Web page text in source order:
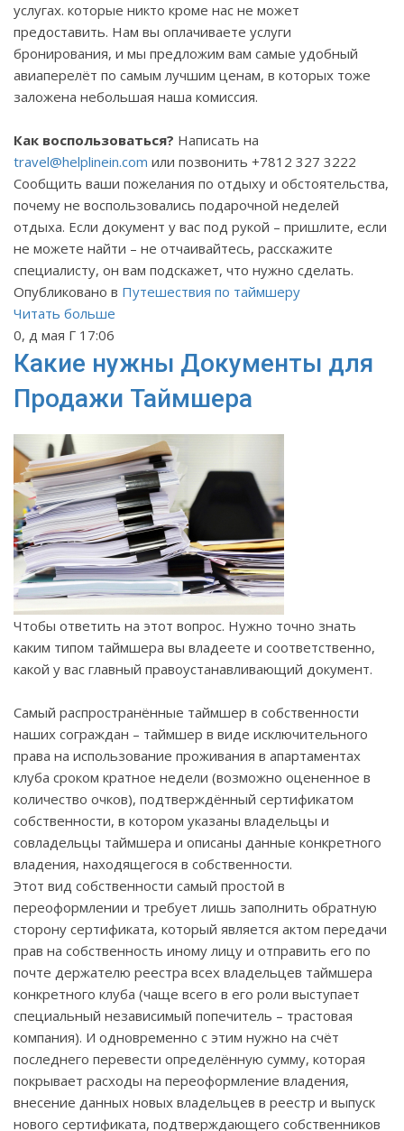
услугах. которые никто кроме нас не может
предоставить. Нам вы оплачиваете услуги
бронирования, и мы предложим вам самые удобный
авиаперелёт по самым лучшим ценам, в которых тоже
заложена небольшая наша комиссия.
Как воспользоваться? Написать на
travel@helplinein.com или позвонить +7812 327 3222
Сообщить ваши пожелания по отдыху и обстоятельства,
почему не воспользовались подарочной неделей
отдыха. Если документ у вас под рукой – пришлите, если
не можете найти – не отчаивайтесь, расскажите
специалисту, он вам подскажет, что нужно сделать.
Опубликовано в Путешествия по таймшеру
Читать больше
0, д мая Г 17:06
Какие нужны Документы для
Продажи Таймшера
Чтобы ответить на этот вопрос. Нужно точно знать
каким типом таймшера вы владеете и соответственно,
какой у вас главный правоустанавливающий документ.
Самый распространённые таймшер в собственности
наших сограждан – таймшер в виде исключительного
права на использование проживания в апартаментах
клуба сроком кратное недели (возможно оцененное в
количество очков), подтверждённый сертификатом
собственности, в котором указаны владельцы и
совладельцы таймшера и описаны данные конкретного
владения, находящегося в собственности.
Этот вид собственности самый простой в
переоформлении и требует лишь заполнить обратную
сторону сертификата, который является актом передачи
прав на собственность иному лицу и отправить его по
почте держателю реестра всех владельцев таймшера
конкретного клуба (чаще всего в его роли выступает
специальный независимый попечитель – трастовая
компания). И одновременно с этим нужно на счёт
последнего перевести определённую сумму, которая
покрывает расходы на переоформление владения,
внесение данных новых владельцев в реестр и выпуск
нового сертификата, подтверждающего собственников